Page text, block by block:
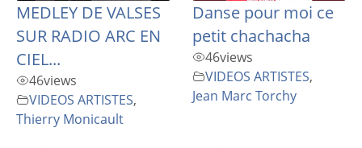
MEDLEY DE VALSES
SUR RADIO ARC EN
CIEL...
46views
VIDEOS ARTISTES,
Thierry Monicault
Danse pour moi ce
petit chachacha
46views
VIDEOS ARTISTES,
Jean Marc Torchy